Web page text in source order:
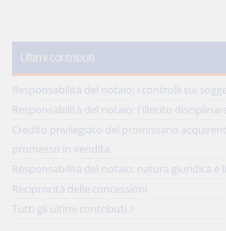
Ultimi contributi
Responsabilità del notaio: i controlli sui
Responsabilità del notaio: l'illecito
Credito privilegiato del promissario
promesso in vendita
Responsabilità del notaio: natura giuridica e
Reciprocità delle concessioni
Tutti gli ultimi contributi >